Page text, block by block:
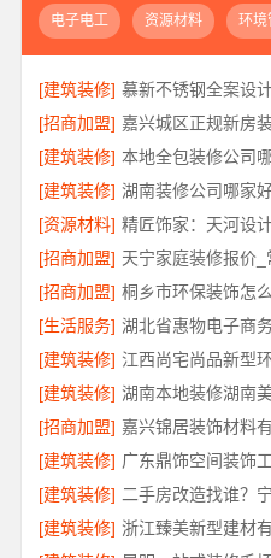
电子电工 资源材料 环境
[建筑装修] 慕新不锈钢全案设
[招商加盟]
[建筑装修]
[建筑装修]
[资源材料]
[招商加盟] 天宁家庭装修报价
[招商加盟]
[生活服务]
[建筑装修]
[建筑装修] 湖南本地装修湖南
[招商加盟]
[建筑装修]
[建筑装修]
[建筑装修]